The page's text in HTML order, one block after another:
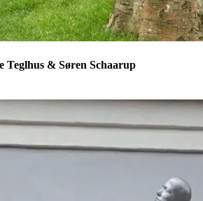
Teglhus & Søren Schaarup